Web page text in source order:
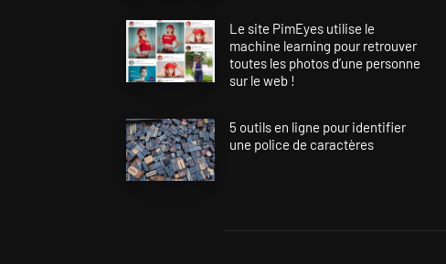
Le site PimEyes utilise le
machine learning pour retrouver
toutes les photos d’une personne
sur le web !
5 outils en ligne pour identifier
une police de caractères